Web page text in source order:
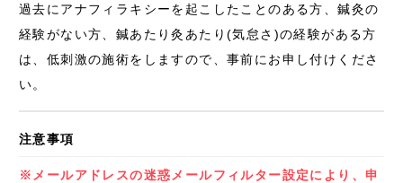
過去にアナフィラキシーを起こしたことのある方、鍼灸の
経験がない方、鍼あたり灸あたり(気怠さ)の経験がある方
は、低刺激の施術をしますので、事前にお申し付けくださ
い。
注意事項
※メールアドレスの迷惑メールフィルター設定により、申